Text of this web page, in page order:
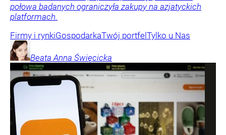
połowa badanych ograniczyła zakupy na azjatyckich
platformach.
Firmy i rynkiGospodarkaTwój portfelTylko u Nas
Beata Anna Święcicka